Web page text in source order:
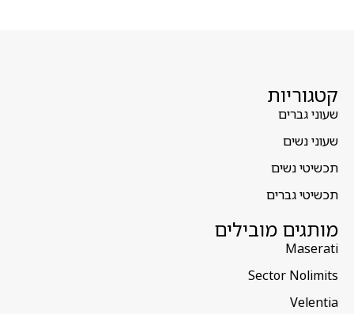
קטגוריות
שעוני גברים
שעוני נשים
תכשיטי נשים
תכשיטי גברים
מותגים מובילים
Maserati
Sector Nolimits
Velentia